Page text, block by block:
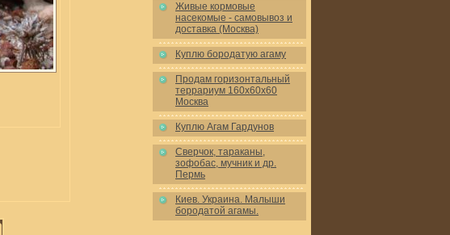
Живые кормовые
насекомые - самовывоз и
доставка (Москва)
Куплю бородатую агаму
Продам горизонтальный
террариум 160x60x60
Москва
Куплю Агам Гардунов
Сверчок, тараканы,
зофобас, мучник и др.
Пермь
Киев. Украина. Малыши
бородатой агамы.